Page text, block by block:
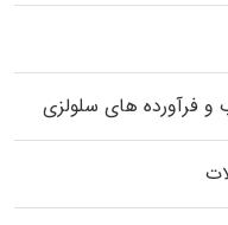
فرآورده‌ های سلولزی